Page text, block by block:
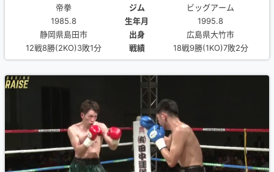
帝拳
ジム
ビッグアーム
1985.8
生年月
1995.8
静岡県島田市
出身
広島県大竹市
12戦8勝(2KO)3敗1分
戦績 18戦9勝(1KO)7敗2分